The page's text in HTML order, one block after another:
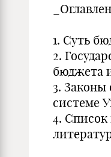
1. Суть
2.
бюджета
3.
системе
4. Список